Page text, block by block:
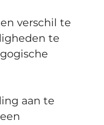
verschil te
te
aan te